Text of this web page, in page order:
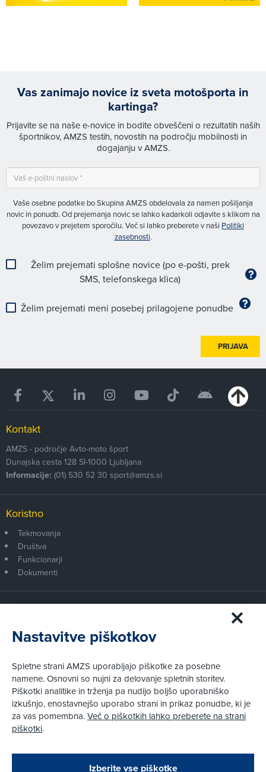
Zapri
Podarjamo vam 10 €!
Vas zanimajo novice iz sveta motošporta in
kartinga?
Prijavite se na naše e-novice in bodite obveščeni o rezultatih naših
športnikov, AMZS testih, novostih na področju mobilnosti in
dogajanju v AMZS.
Vaše osebne podatke bo Skupina AMZS obdelovala za namen pošiljanja
novic in ponudb. Od prejemanja novic se lahko kadarkoli odjavite s klikom na
povezavo v prejetem sporočilu. Več si lahko preberete v naši Politiki
zasebnosti.
Želim prejemati splošne novice (po e-pošti, prek
SMS, telefonskega klica)
Želim prejemati meni posebej prilagojene ponudbe
PRIJAVA
Kontakt
AMZS - področje Avto-moto šport
Dunajska cesta 128 SI-1000 Ljubljana
Informacije: (01) 530 52 30 sport@amzs.si
Koristno
Tekmovanja
Društva
Funkcionarji
Dokumenti
Postanite član AMZS
Zakaj (p)ostati član?
Kako vam pomagamo
Pravni vidiki
Piškotki
Pravno obvestilo
Nastavitve piškotkov
Spletne strani AMZS uporabljajo piškotke za posebne
namene. Osnovni so nujni za delovanje spletnih storitev.
Piškotki analitike in trženja pa nudijo boljšo uporabniško
izkušnjo, enostavnejšo uporabo strani in prikaz ponudbe, ki je
za vas pomembna.Več o piškotkih lahko preberete na strani
piškotki.
Izberite vse piškotke